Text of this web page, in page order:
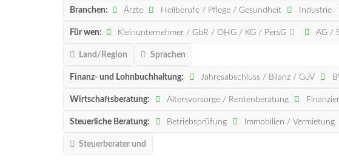
Branchen: Ärzte Heilberufe / Pflege / Gesundheit Industrie
Für wen: Kleinunternehmer / GbR / OHG / KG / PersG AG /
Land/Region Sprachen
Finanz- und Lohnbuchhaltung: Jahresabschluss / Bilanz / GuV
Wirtschaftsberatung: Altersvorsorge / Rentenberatung
Steuerliche Beratung: Betriebsprüfung Immobilien / Vermietung
Steuerberater und